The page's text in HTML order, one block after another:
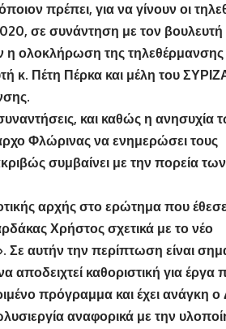
πρέπει, για να γίνουν οι
σε συνάντηση με τον
η ολοκλήρωση της τηλεθέρμανσης
κ. Πέτη Πέρκα και μέλη του
και καθώς η ανησυχία
Φλώρινας να ενημερώσει τους
συμβαίνει με την πορεία
αρχής στο ερώτημα που
Χρήστος σχετικά με το νέο
αυτήν την περίπτωση είναι
αποδειχτεί καθοριστική για έργα
πρόγραμμα και έχει ανάγκη
αναφορικά με την